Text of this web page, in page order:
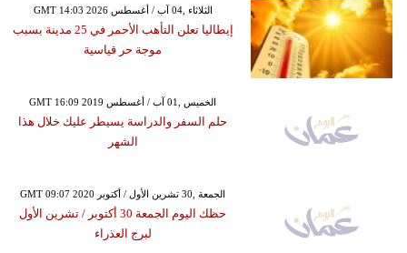
GMT 14:03 2026 الثلاثاء ,04 آب / أغسطس
إيطاليا تعلن التأهب الأحمر في 25 مدينة بسبب
موجة حر قياسية
GMT 16:09 2019 الخميس ,01 آب / أغسطس
حلم السفر والدراسة يسيطر عليك خلال هذا
الشهر
GMT 09:07 2020 الجمعة ,30 تشرين الأول / أكتوبر
حظك اليوم الجمعة 30 أكتوبر / تشرين الأول
لبرج العذراء